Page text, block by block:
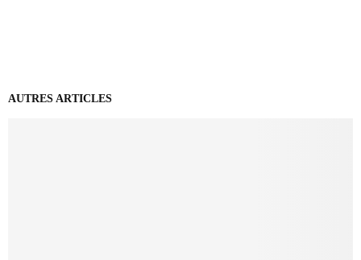
AUTRES ARTICLES